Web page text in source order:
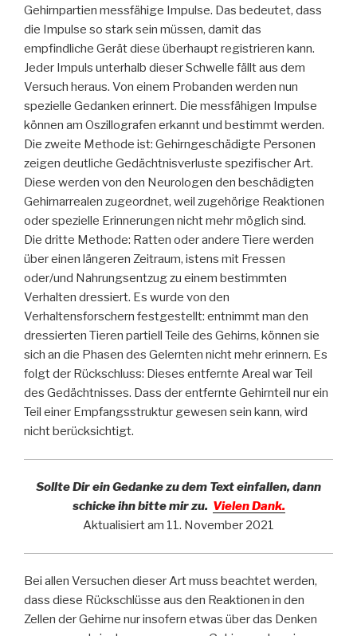
Gehirnpartien messfähige Impulse. Das bedeutet, dass
die Impulse so stark sein müssen, damit das
empfindliche Gerät diese überhaupt registrieren kann.
Jeder Impuls unterhalb dieser Schwelle fällt aus dem
Versuch heraus. Von einem Probanden werden nun
spezielle Gedanken erinnert. Die messfähigen Impulse
können am Oszillografen erkannt und bestimmt werden.
Die zweite Methode ist: Gehirngeschädigte Personen
zeigen deutliche Gedächtnisverluste spezifischer Art.
Diese werden von den Neurologen den beschädigten
Gehirnarrealen zugeordnet, weil zugehörige Reaktionen
oder spezielle Erinnerungen nicht mehr möglich sind.
Die dritte Methode: Ratten oder andere Tiere werden
über einen längeren Zeitraum, istens mit Fressen
oder/und Nahrungsentzug zu einem bestimmten
Verhalten dressiert. Es wurde von den
Verhaltensforschern festgestellt: entnimmt man den
dressierten Tieren partiell Teile des Gehirns, können sie
sich an die Phasen des Gelernten nicht mehr erinnern. Es
folgt der Rückschluss: Dieses entfernte Areal war Teil
des Gedächtnisses. Dass der entfernte Gehirnteil nur ein
Teil einer Empfangsstruktur gewesen sein kann, wird
nicht berücksichtigt.
Sollte Dir ein Gedanke zu dem Text einfallen, dann
schicke ihn bitte mir zu. Vielen Dank.
Aktualisiert am 11. November 2021
Bei allen Versuchen dieser Art muss beachtet werden,
dass diese Rückschlüsse aus den Reaktionen in den
Zellen der Gehirne nur insofern etwas über das Denken